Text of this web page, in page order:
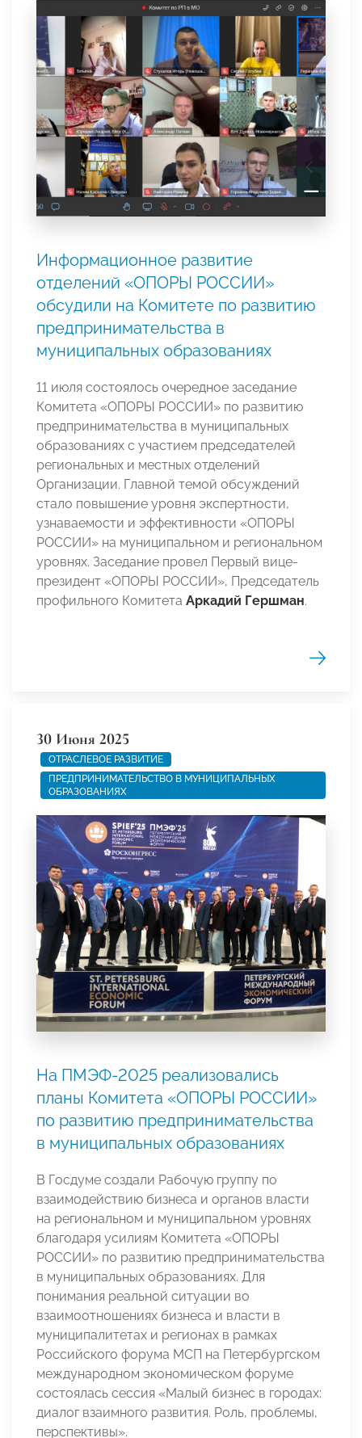
Информационное развитие
отделений «ОПОРЫ РОССИИ»
обсудили на Комитете по развитию
предпринимательства в
муниципальных образованиях
11 июля состоялось очередное заседание
Комитета «ОПОРЫ РОССИИ» по развитию
предпринимательства в муниципальных
образованиях с участием председателей
региональных и местных отделений
Организации. Главной темой обсуждений
стало повышение уровня экспертности,
узнаваемости и эффективности «ОПОРЫ
РОССИИ» на муниципальном и региональном
уровнях. Заседание провел Первый вице-
президент «ОПОРЫ РОССИИ», Председатель
профильного Комитета Аркадий Гершман.
30 Июня 2025
ОТРАСЛЕВОЕ РАЗВИТИЕ
ПРЕДПРИНИМАТЕЛЬСТВО В МУНИЦИПАЛЬНЫХ
ОБРАЗОВАНИЯХ
На ПМЭФ-2025 реализовались
планы Комитета «ОПОРЫ РОССИИ»
по развитию предпринимательства
в муниципальных образованиях
В Госдуме создали Рабочую группу по
взаимодействию бизнеса и органов власти
на региональном и муниципальном уровнях
благодаря усилиям Комитета «ОПОРЫ
РОССИИ» по развитию предпринимательства
в муниципальных образованиях. Для
понимания реальной ситуации во
взаимоотношениях бизнеса и власти в
муниципалитетах и регионах в рамках
Российского форума МСП на Петербургском
международном экономическом форуме
состоялась сессия «Малый бизнес в городах:
диалог взаимного развития. Роль, проблемы,
перспективы».